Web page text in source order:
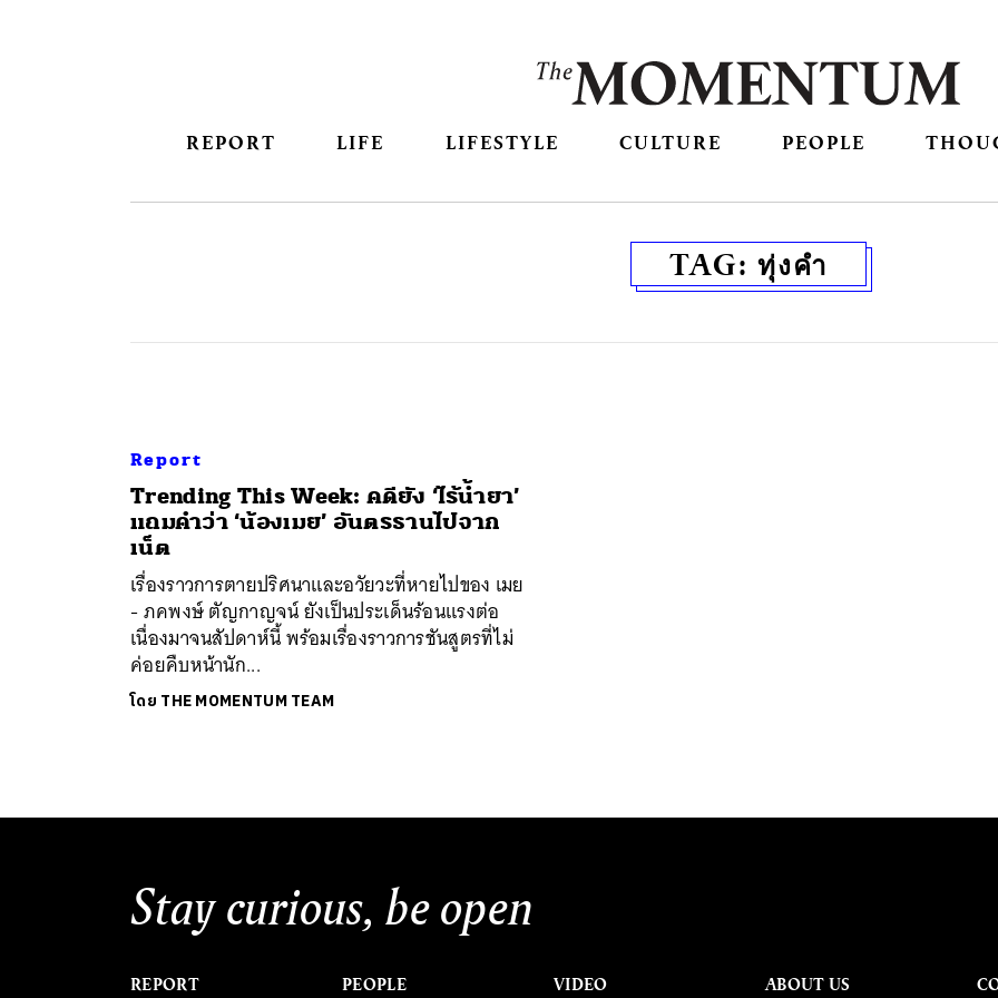
REPORT LIFE LIFESTYLE CULTURE PEOPLE
TAG: ทุ่งคำ
Report
Trending This Week: คดียัง ‘ไร้น้ำยา’
แถมคำว่า ‘น้องเมย’ อันตรธานไปจาก
เน็ต
เรื่องราวการตายปริศนาและอวัยวะที่หายไปของ เมย
- ภคพงษ์ ตัญกาญจน์ ยังเป็นประเด็นร้อนแรงต่อ
เนื่องมาจนสัปดาห์นี้ พร้อมเรื่องราวการชันสูตรที่ไม่
ค่อยคืบหน้านัก...
โดย THE MOMENTUM TEAM
Stay curious, be open
REPORT PEOPLE VIDEO ABOUT US